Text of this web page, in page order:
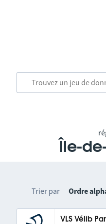
Île-
Trier par Ordre
VLS Vélib